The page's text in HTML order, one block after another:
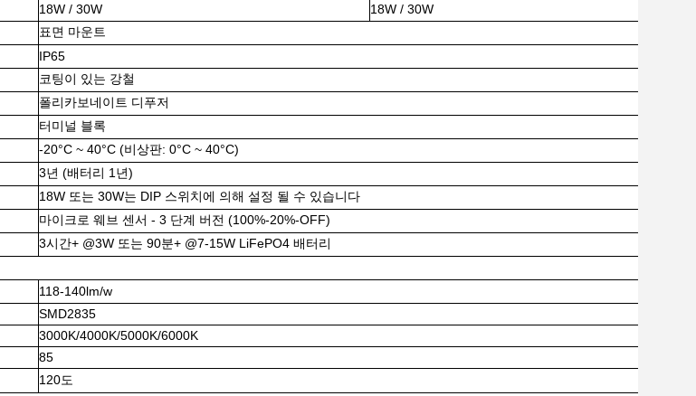
18W / 30W
18W / 30W
표면 마운트
IP65
코팅이 있는 강철
폴리카보네이트 디푸저
터미널 블록
-20°C ~ 40°C (비상판: 0°C ~ 40°C)
3년 (배터리 1년)
18W 또는 30W는 DIP 스위치에 의해 설정 될 수 있습니다
마이크로 웨브 센서 - 3 단계 버전 (100%-20%-OFF)
3시간+ @3W 또는 90분+ @7-15W LiFePO4 배터리
118-140lm/w
SMD2835
3000K/4000K/5000K/6000K
85
120도